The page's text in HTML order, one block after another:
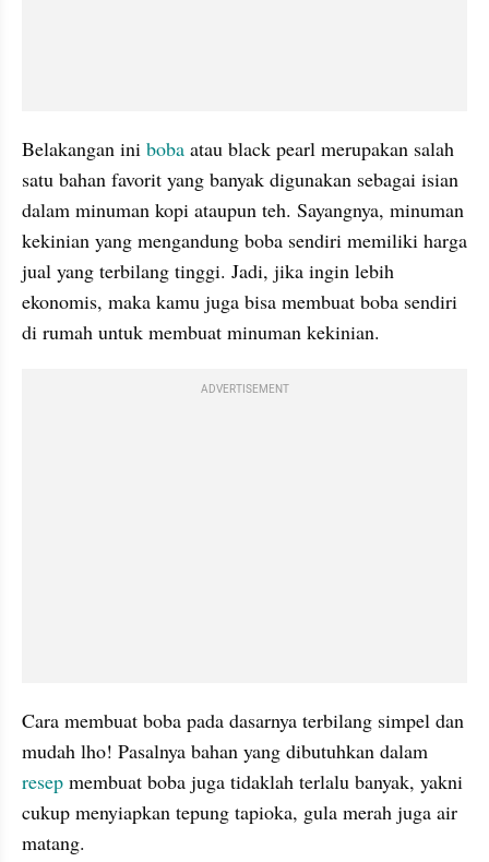
Belakangan ini boba atau black pearl merupakan salah
satu bahan favorit yang banyak digunakan sebagai isian
dalam minuman kopi ataupun teh. Sayangnya, minuman
kekinian yang mengandung boba sendiri memiliki harga
jual yang terbilang tinggi. Jadi, jika ingin lebih
ekonomis, maka kamu juga bisa membuat boba sendiri
di rumah untuk membuat minuman kekinian.
ADVERTISEMENT
Cara membuat boba pada dasarnya terbilang simpel dan
resep membuat boba juga tidaklah terlalu banyak, yakni
cukup menyiapkan tepung tapioka, gula merah juga air
matang.